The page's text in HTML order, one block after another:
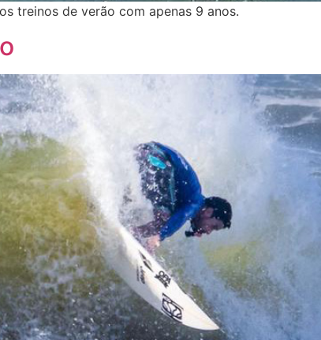
treinos de verão com apenas 9 anos.